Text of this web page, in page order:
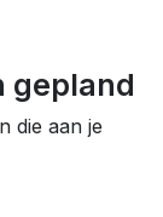
gepland
die aan je